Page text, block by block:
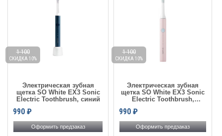
Электрическая зубная
щетка SO White EX3 Sonic
Electric Toothbrush, синий
990 ₽
1 100
СКИДКА 10%
Оформить предзаказ
Электрическая зубная
щетка SO White EX3 Sonic
Electric Toothbrush,
990 ₽
1 100
СКИДКА 10%
Оформить предзаказ